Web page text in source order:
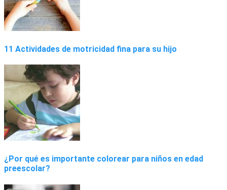
11 Actividades de motricidad fina para su hijo
¿Por qué es importante colorear para niños en edad
preescolar?